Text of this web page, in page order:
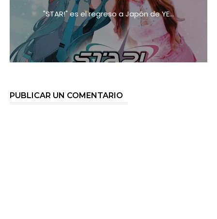
"STAR!" es el regreso a Japón de YE...
PUBLICAR UN COMENTARIO